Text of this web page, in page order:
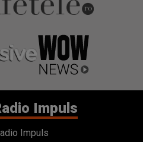
Impuls
Impuls